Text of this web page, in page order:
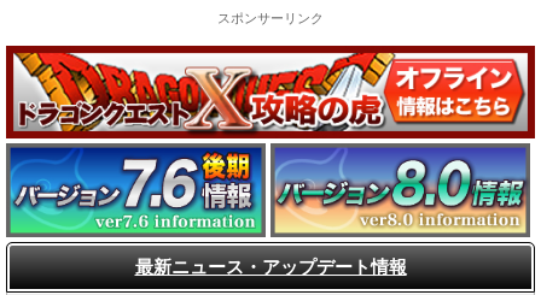
スポンサーリンク
最新ニュース・アップデート情報